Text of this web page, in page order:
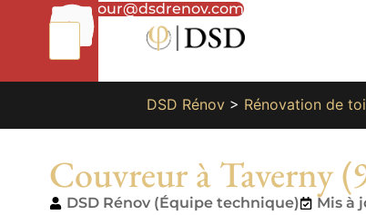
01
87
65
49
bonjour@dsdrenov.com
DSD Rénov > Rénovation de
Couvreur à Taverny
DSD Rénov (Équipe technique)
Mis à